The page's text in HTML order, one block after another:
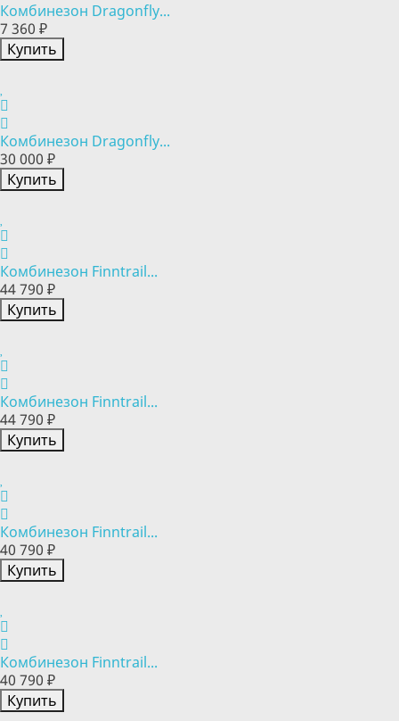
Комбинезон Dragonfly...
7 360 ₽
Купить
Комбинезон Dragonfly...
30 000 ₽
Купить
Комбинезон Finntrail...
44 790 ₽
Купить
Комбинезон Finntrail...
44 790 ₽
Купить
Комбинезон Finntrail...
40 790 ₽
Купить
Комбинезон Finntrail...
40 790 ₽
Купить